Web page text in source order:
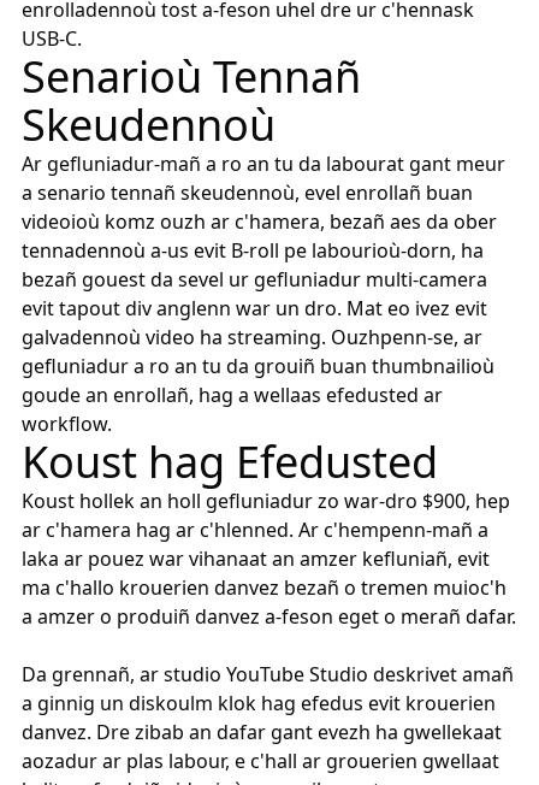
enrolladennoù tost a-feson uhel dre ur c'hennask
USB-C.
Senarioù Tennañ
Skeudennoù
Ar gefluniadur-mañ a ro an tu da labourat gant meur
a senario tennañ skeudennoù, evel enrollañ buan
videoioù komz ouzh ar c'hamera, bezañ aes da ober
tennadennoù a-us evit B-roll pe labourioù-dorn, ha
bezañ gouest da sevel ur gefluniadur multi-camera
evit tapout div anglenn war un dro. Mat eo ivez evit
galvadennoù video ha streaming. Ouzhpenn-se, ar
gefluniadur a ro an tu da grouiñ buan thumbnailioù
goude an enrollañ, hag a wellaas efedusted ar
workflow.
Koust hag Efedusted
Koust hollek an holl gefluniadur zo war-dro $900, hep
ar c'hamera hag ar c'hlenned. Ar c'hempenn-mañ a
laka ar pouez war vihanaat an amzer kefluniañ, evit
ma c'hallo krouerien danvez bezañ o tremen muioc'h
a amzer o produiñ danvez a-feson eget o merañ dafar.
Da grennañ, ar studio YouTube Studio deskrivet amañ
a ginnig un diskoulm klok hag efedus evit krouerien
danvez. Dre zibab an dafar gant evezh ha gwellekaat
aozadur ar plas labour, e c'hall ar grouerien gwellaat